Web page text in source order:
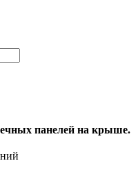
панелей на крыше.